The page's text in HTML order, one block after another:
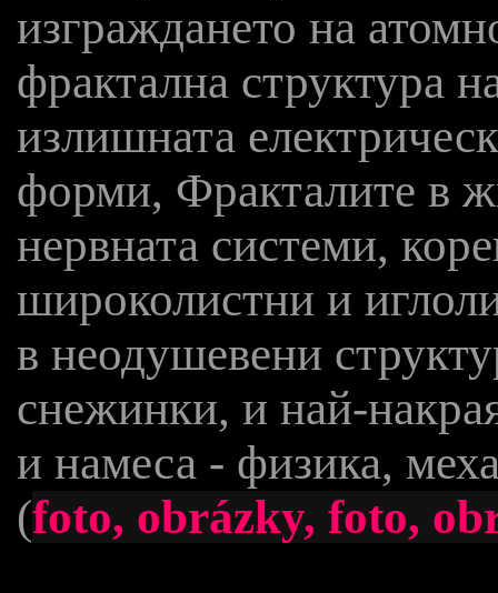
изграждането на
фрактална структура
излишната
форми, Фракталите в
нервната системи,
широколистни и
в неодушевени
снежинки, и най-
и намеса - физика,
(foto, obrázky, foto,